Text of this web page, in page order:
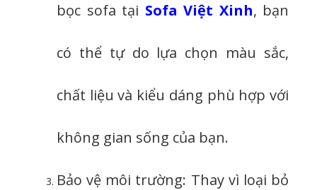
bọc sofa tại Sofa Việt Xinh, bạn
có thể tự do lựa chọn màu sắc,
chất liệu và kiểu dáng phù hợp với
không gian sống của bạn.
Bảo vệ môi trường: Thay vì loại bỏ